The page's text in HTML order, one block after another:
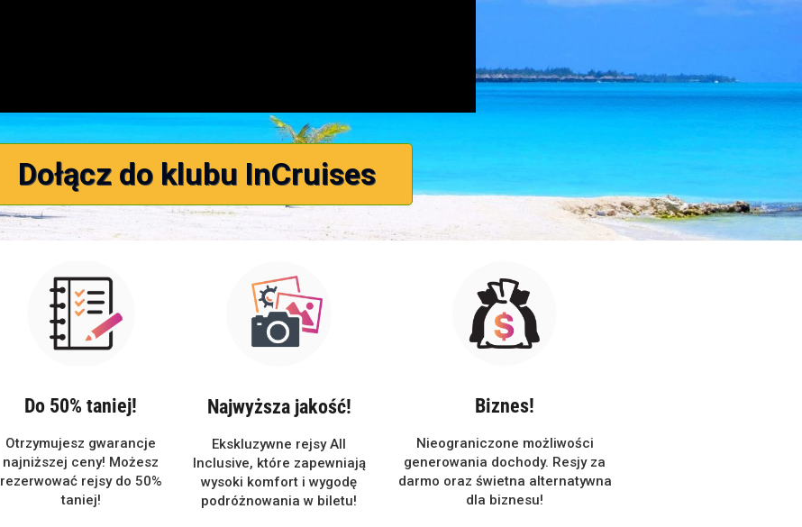
Dołącz do klubu InCruises
Do 50% taniej!
Otrzymujesz gwarancje
najniższej ceny! Możesz
rezerwować rejsy do 50%
taniej!
Najwyższa jakość!
Ekskluzywne rejsy All
Inclusive, które zapewniają
wysoki komfort i wygodę
podróżnowania w biletu!
Biznes!
Nieograniczone możliwości
generowania dochody. Resjy za
darmo oraz świetna alternatywna
dla biznesu!